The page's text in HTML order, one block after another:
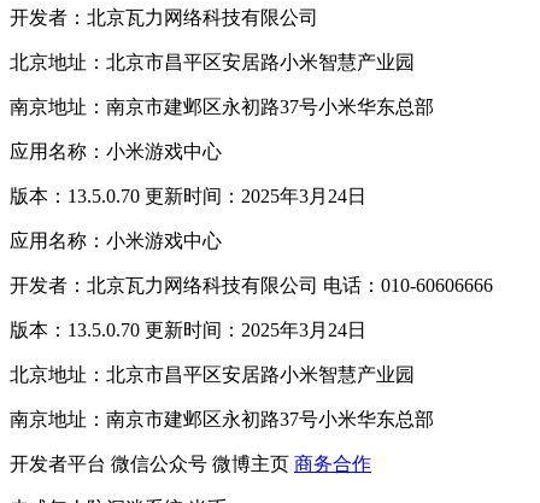
开发者：北京瓦力网络科技有限公司
北京地址：北京市昌平区安居路小米智慧产业园
南京地址：南京市建邺区永初路37号小米华东总部
应用名称：小米游戏中心
版本：13.5.0.70 更新时间：2025年3月24日
应用名称：小米游戏中心
开发者：北京瓦力网络科技有限公司 电话：010-60606666
版本：13.5.0.70 更新时间：2025年3月24日
北京地址：北京市昌平区安居路小米智慧产业园
南京地址：南京市建邺区永初路37号小米华东总部
开发者平台 微信公众号 微博主页 商务合作